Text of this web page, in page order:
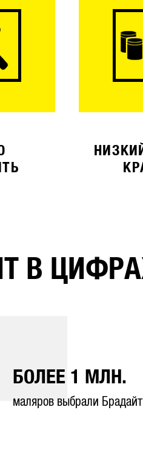
В
БОЛЕЕ 1 МЛН.
маляров выбрали Брадайт